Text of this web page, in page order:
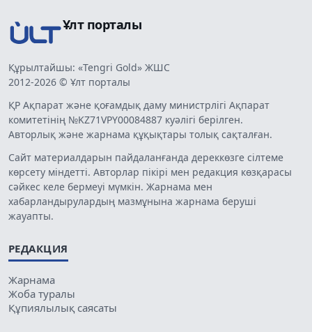
Ұлт порталы
Құрылтайшы: «Tengri Gold» ЖШС
2012-2026 © Ұлт порталы
ҚР Ақпарат және қоғамдық даму министрлігі Ақпарат
комитетінің №KZ71VPY00084887 куәлігі берілген.
Авторлық және жарнама құқықтары толық сақталған.
Сайт материалдарын пайдаланғанда дереккөзге сілтеме
көрсету міндетті. Авторлар пікірі мен редакция көзқарасы
сәйкес келе бермеуі мүмкін. Жарнама мен
хабарландырулардың мазмұнына жарнама беруші
жауапты.
РЕДАКЦИЯ
Жарнама
Жоба туралы
Құпиялылық саясаты